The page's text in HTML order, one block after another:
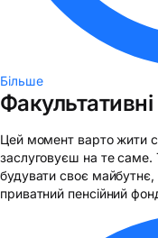
Більше
Факультативні
Цей момент варто жити
заслуговуєш на те
будувати своє
приватний пенсійний